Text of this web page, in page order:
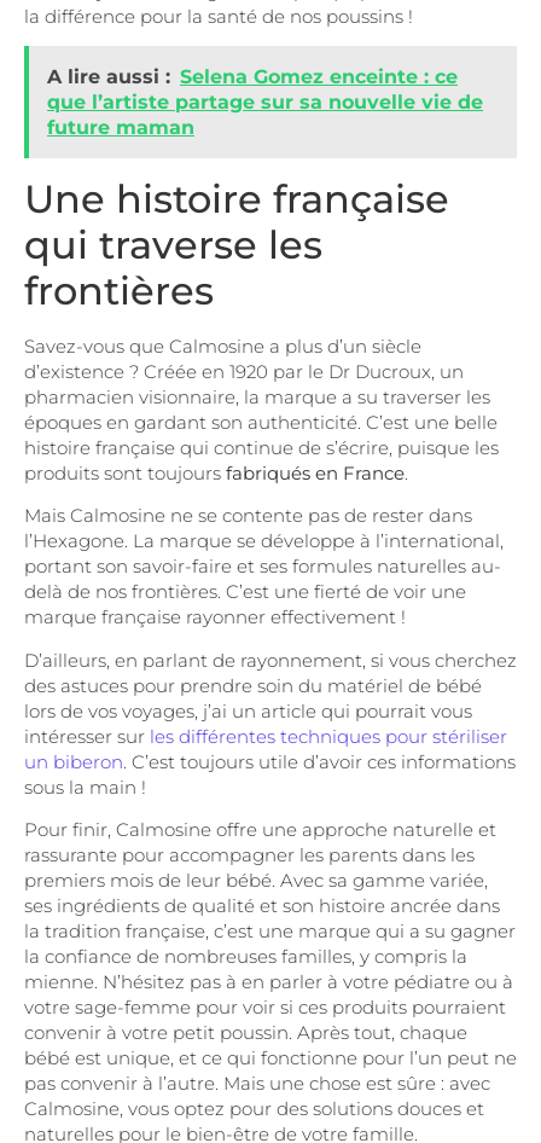
la différence pour la santé de nos poussins !
A lire aussi : Selena Gomez enceinte : ce
que l’artiste partage sur sa nouvelle vie de
future maman
Une histoire française
qui traverse les
frontières
Savez-vous que Calmosine a plus d’un siècle
d’existence ? Créée en 1920 par le Dr Ducroux, un
pharmacien visionnaire, la marque a su traverser les
époques en gardant son authenticité. C’est une belle
histoire française qui continue de s’écrire, puisque les
produits sont toujours fabriqués en France.
Mais Calmosine ne se contente pas de rester dans
l’Hexagone. La marque se développe à l’international,
portant son savoir-faire et ses formules naturelles au-
delà de nos frontières. C’est une fierté de voir une
marque française rayonner effectivement !
D’ailleurs, en parlant de rayonnement, si vous cherchez
des astuces pour prendre soin du matériel de bébé
lors de vos voyages, j’ai un article qui pourrait vous
intéresser sur les différentes techniques pour stériliser
un biberon. C’est toujours utile d’avoir ces informations
sous la main !
Pour finir, Calmosine offre une approche naturelle et
rassurante pour accompagner les parents dans les
premiers mois de leur bébé. Avec sa gamme variée,
ses ingrédients de qualité et son histoire ancrée dans
la tradition française, c’est une marque qui a su gagner
la confiance de nombreuses familles, y compris la
mienne. N’hésitez pas à en parler à votre pédiatre ou à
votre sage-femme pour voir si ces produits pourraient
convenir à votre petit poussin. Après tout, chaque
bébé est unique, et ce qui fonctionne pour l’un peut ne
pas convenir à l’autre. Mais une chose est sûre : avec
Calmosine, vous optez pour des solutions douces et
naturelles pour le bien-être de votre famille.